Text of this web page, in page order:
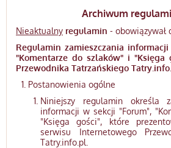
Archiwum
Nieaktualny regulamin - obowiązywał
Regulamin zamieszczania
"Komentarze do szlaków" i "Księga
Przewodnika Tatrzańskiego
Postanowienia ogólne
Niniejszy regulamin określa
informacji w sekcji "Forum",
"Księga gości", które
serwisu Internetowego
Tatry.info.pl.